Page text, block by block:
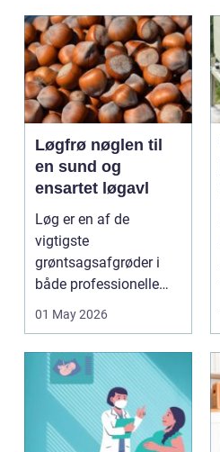
Løgfrø nøglen til
en sund og
ensartet løgavl
Løg er en af de
vigtigste
grøntsagsafgrøder i
både professionelle
køkkenhaver og større
01 May 2026